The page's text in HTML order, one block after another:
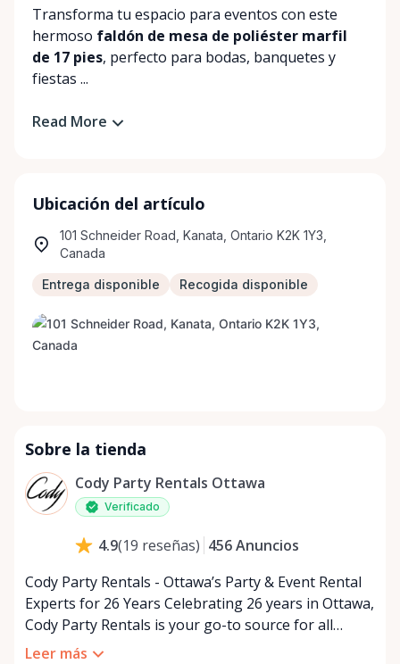
Transforma tu espacio para eventos con este
hermoso faldón de mesa de poliéster marfil
de 17 pies, perfecto para bodas, banquetes y
fiestas ...
Read More
Ubicación del artículo
101 Schneider Road, Kanata, Ontario K2K 1Y3,
Canada
Entrega disponible Recogida disponible
Sobre la tienda
Cody Party Rentals Ottawa
Verificado
4.9(19 reseñas) 456Anuncios
Cody Party Rentals - Ottawa’s Party & Event Rental
Experts for 26 Years Celebrating 26 years in Ottawa,
Cody Party Rentals is your go-to source for all
things party and event rentals. We’re proud to be a
Leer más